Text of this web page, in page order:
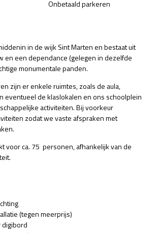
Onbetaald parkeren
in de wijk Sint Marten en bestaat uit
en een dependance (gelegen in dezelfde
monumentale panden.
zijn er enkele ruimtes, zoals de aula,
eventueel de klaslokalen en ons schoolplein
activiteiten. Bij voorkeur
zodat we vaste afspraken met
voor ca. 75 personen, afhankelijk van de
(tegen meerprijs)